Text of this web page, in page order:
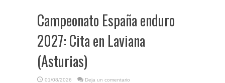
Campeonato España enduro
2027: Cita en Laviana
(Asturias)
01/08/2026 Deja un comentario